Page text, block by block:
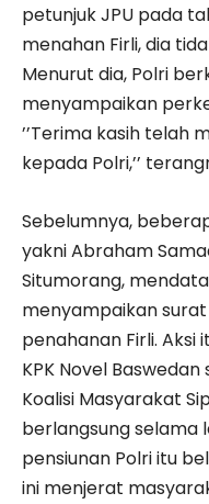
petunjuk JPU pada
menahan Firli, dia
Menurut dia, Polri
menyampaikan
’’Terima kasih telah
kepada Polri,’’
Sebelumnya,
yakni Abraham
Situmorang,
menyampaikan
penahanan Firli. Aksi
KPK Novel
Koalisi Masyarakat
berlangsung selama
pensiunan Polri itu
ini menjerat